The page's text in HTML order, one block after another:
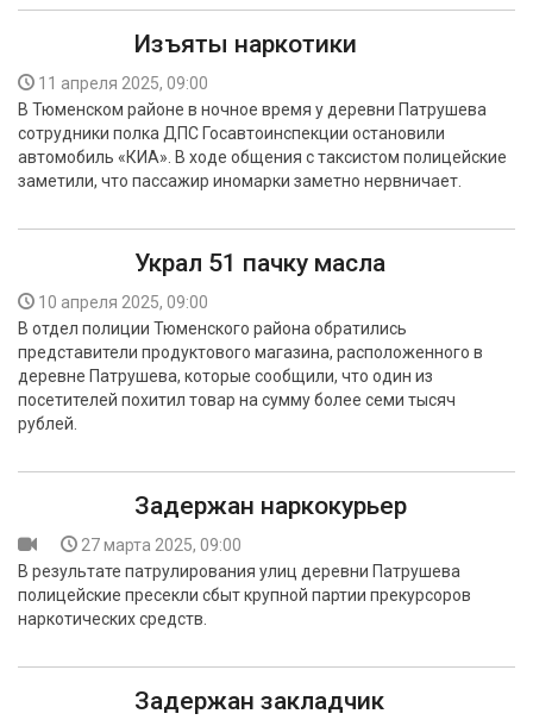
ЭКОНОМИКА
КУЛЬТУРА
БЕЗОПАСНОСТЬ
Изъяты наркотики
11 апреля 2025, 09:00
В Тюменском районе в ночное время у деревни Патрушева
сотрудники полка ДПС Госавтоинспекции остановили
автомобиль «КИА». В ходе общения с таксистом полицейские
заметили, что пассажир иномарки заметно нервничает.
Украл 51 пачку масла
10 апреля 2025, 09:00
В отдел полиции Тюменского района обратились
представители продуктового магазина, расположенного в
деревне Патрушева, которые сообщили, что один из
посетителей похитил товар на сумму более семи тысяч
рублей.
Задержан наркокурьер
27 марта 2025, 09:00
В результате патрулирования улиц деревни Патрушева
полицейские пресекли сбыт крупной партии прекурсоров
наркотических средств.
Задержан закладчик